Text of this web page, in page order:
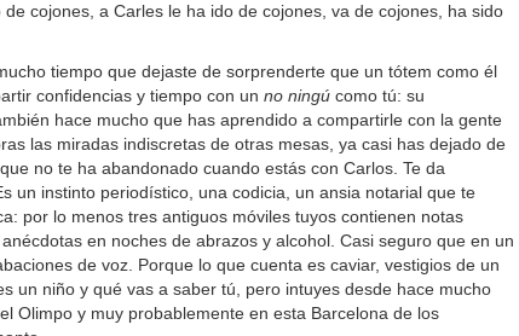
cojones, a Carles le ha ido de cojones, va de cojones, ha sido
tiempo que dejaste de sorprenderte que un tótem como él
confidencias y tiempo con un no ningú como tú: su
hace mucho que has aprendido a compartirle con la gente
las miradas indiscretas de otras mesas, ya casi has dejado de
no te ha abandonado cuando estás con Carlos. Te da
un instinto periodístico, una codicia, un ansia notarial que te
por lo menos tres antiguos móviles tuyos contienen notas
en noches de abrazos y alcohol. Casi seguro que en un
de voz. Porque lo que cuenta es caviar, vestigios de un
un niño y qué vas a saber tú, pero intuyes desde hace mucho
Olimpo y muy probablemente en esta Barcelona de los